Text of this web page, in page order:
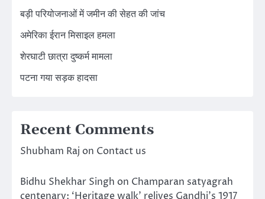
बड़ी परियोजनाओं में जमीन की सेहत की जांच
अमेरिका ईरान मिसाइल हमला
शेरघाटी छात्रा दुष्कर्म मामला
पटना गया सड़क हादसा
Recent Comments
Shubham Raj on Contact us
Bidhu Shekhar Singh on Champaran satyagrah
centenary: ‘Heritage walk’ relives Gandhi’s 1917